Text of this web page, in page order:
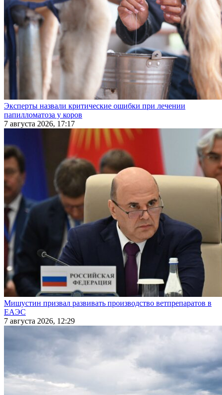
Эксперты назвали критические ошибки при лечении
папилломатоза у коров
7 августа 2026, 17:17
Мишустин призвал развивать производство ветпрепаратов в
ЕАЭС
7 августа 2026, 12:29